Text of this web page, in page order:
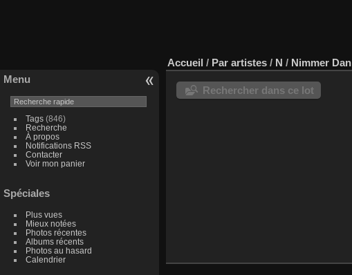
Menu
Tags(846)
Recherche
À propos
Notifications RSS
Contacter
Voir mon panier
Spéciales
Plus vues
Mieux notées
Photos récentes
Albums récents
Photos au hasard
Calendrier
Accueil / Par artistes / N / Nimmer Dan
Rechercher dans ce lot